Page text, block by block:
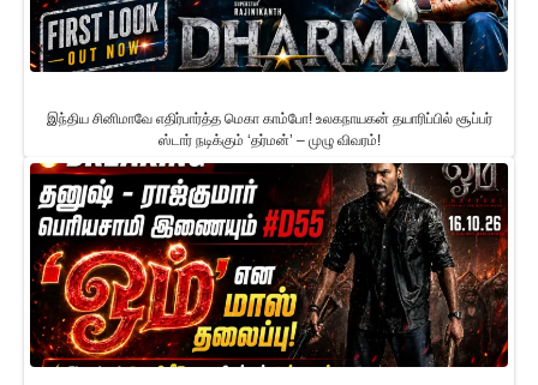
இந்திய சினிமாவே எதிர்பார்த்த மெகா காம்போ! உலகநாயகன் தயாரிப்பில் சூப்பர்
ஸ்டார் நடிக்கும் ‘தர்மன்’ – முழு விவரம்!